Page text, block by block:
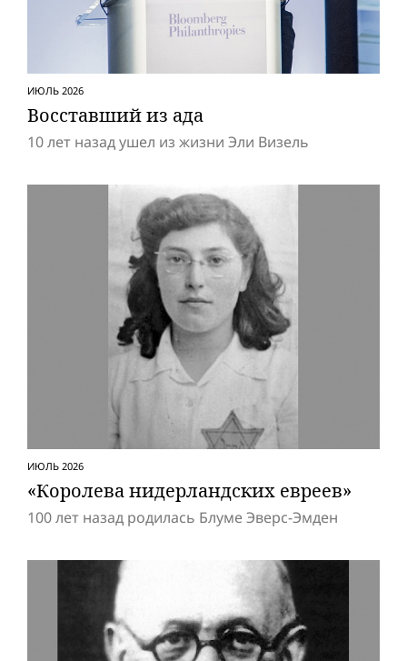
ИЮЛЬ 2026
Восставший из ада
10 лет назад ушел из жизни Эли Визель
ИЮЛЬ 2026
«Королева нидерландских евреев»
100 лет назад родилась Блуме Эверс-Эмден